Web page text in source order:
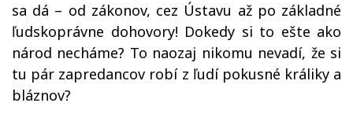
sa dá – od zákonov, cez Ústavu až po základné
ľudskoprávne dohovory! Dokedy si to ešte ako
národ necháme? To naozaj nikomu nevadí, že si
tu pár zapredancov robí z ľudí pokusné králiky a
bláznov?